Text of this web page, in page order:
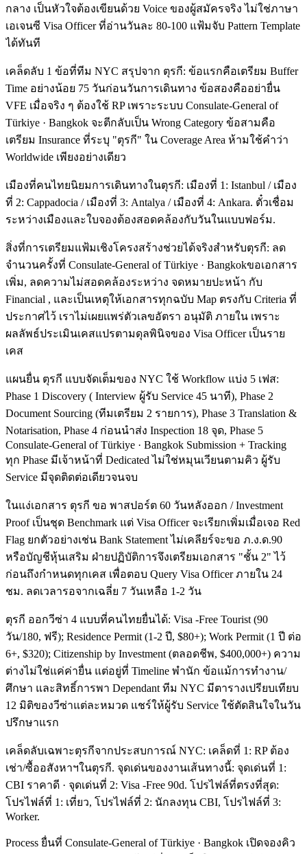
กลาง เป็นหัวใจต้องเขียนด้วย Voice ของผู้สมัครจริง ไม่ใช่ภาษา
เอเจนซี Visa Officer ที่อ่านวันละ 80-100 แฟ้มจับ Pattern Template
ได้ทันที
เคล็ดลับ 1 ข้อที่ทีม NYC สรุปจาก ตุรกี: ข้อแรกคือเตรียม Buffer
Time อย่างน้อย 75 วันก่อนวันการเดินทาง ข้อสองคืออย่ายื่น
VFE เมื่อจริง ๆ ต้องใช้ RP เพราะระบบ Consulate-General of
Türkiye · Bangkok จะตีกลับเป็น Wrong Category ข้อสามคือ
เตรียม Insurance ที่ระบุ "ตุรกี" ใน Coverage Area ห้ามใช้คำว่า
Worldwide เพียงอย่างเดียว
เมืองที่คนไทยนิยมการเดินทางในตุรกี: เมืองที่ 1: Istanbul / เมือง
ที่ 2: Cappadocia / เมืองที่ 3: Antalya / เมืองที่ 4: Ankara. ตั๋วเชื่อม
ระหว่างเมืองและใบจองต้องสอดคล้องกับวันในแบบฟอร์ม.
สิ่งที่การเตรียมแฟ้มเชิงโครงสร้างช่วยได้จริงสำหรับตุรกี: ลด
จำนวนครั้งที่ Consulate-General of Türkiye · Bangkokขอเอกสาร
เพิ่ม, ลดความไม่สอดคล้องระหว่าง จดหมายปะหน้า กับ
Financial , และเป็นเหตุให้เอกสารทุกฉบับ Map ตรงกับ Criteria ที่
ประกาศไว้ เราไม่เผยแพร่ตัวเลขอัตรา อนุมัติ ภายใน เพราะ
ผลลัพธ์ประเมินเคสแปรตามดุลพินิจของ Visa Officer เป็นราย
เคส
แผนยื่น ตุรกี แบบจัดเต็มของ NYC ใช้ Workflow แบ่ง 5 เฟส:
Phase 1 Discovery ( Interview ผู้รับ Service 45 นาที), Phase 2
Document Sourcing (ทีมเตรียม 2 รายการ), Phase 3 Translation &
Notarisation, Phase 4 ก่อนนำส่ง Inspection 18 จุด, Phase 5
Consulate-General of Türkiye · Bangkok Submission + Tracking
ทุก Phase มีเจ้าหน้าที่ Dedicated ไม่ใช่หมุนเวียนตามคิว ผู้รับ
Service มีจุดติดต่อเดียวจนจบ
ในแง่เอกสาร ตุรกี ขอ พาสปอร์ต 60 วันหลังออก / Investment
Proof เป็นชุด Benchmark แต่ Visa Officer จะเรียกเพิ่มเมื่อเจอ Red
Flag ยกตัวอย่างเช่น Bank Statement ไม่เคลียร์จะขอ ภ.ง.ด.90
หรือบัญชีหุ้นเสริม ฝ่ายปฏิบัติการจึงเตรียมเอกสาร "ชั้น 2" ไว้
ก่อนถึงกำหนดทุกเคส เพื่อตอบ Query Visa Officer ภายใน 24
ชม. ลดเวลารอจากเฉลี่ย 7 วันเหลือ 1-2 วัน
ตุรกี ออกวีซ่า 4 แบบที่คนไทยยื่นได้: Visa -Free Tourist (90
วัน/180, ฟรี); Residence Permit (1-2 ปี, $80+); Work Permit (1 ปี ต่อ
6+, $320); Citizenship by Investment (ตลอดชีพ, $400,000+) ความ
ต่างไม่ใช่แค่ค่ายื่น แต่อยู่ที่ Timeline พำนัก ข้อแม้การทำงาน/
ศึกษา และสิทธิ์การพา Dependant ทีม NYC มีตารางเปรียบเทียบ
12 มิติของวีซ่าแต่ละหมวด แชร์ให้ผู้รับ Service ใช้ตัดสินใจในวัน
ปรึกษาแรก
เคล็ดลับเฉพาะตุรกีจากประสบการณ์ NYC: เคล็ดที่ 1: RP ต้อง
เช่า/ซื้ออสังหาฯในตุรกี. จุดเด่นของงานเส้นทางนี้: จุดเด่นที่ 1:
CBI ราคาดี · จุดเด่นที่ 2: Visa -Free 90d. โปรไฟล์ที่ตรงที่สุด:
โปรไฟล์ที่ 1: เที่ยว, โปรไฟล์ที่ 2: นักลงทุน CBI, โปรไฟล์ที่ 3:
Worker.
Process ยื่นที่ Consulate-General of Türkiye · Bangkok เปิดจองคิว